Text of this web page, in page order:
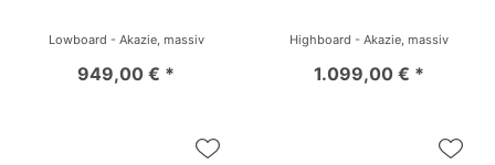
Lowboard - Akazie, massiv
949,00 € *
Highboard - Akazie, massiv
1.099,00 € *